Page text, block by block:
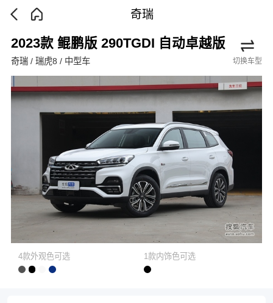
奇瑞
2023款 鲲鹏版 290TGDI 自动卓越版
奇瑞 / 瑞虎8 / 中型车 切换车型
4款外观色可选 1款内饰色可选